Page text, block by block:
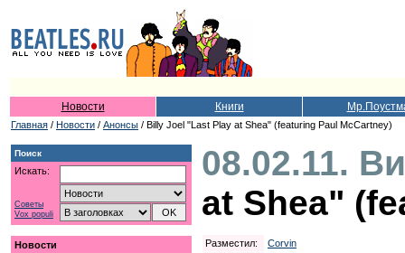
Новости Книги
Главная / Новости / Анонсы / Billy Joel "Last Play at Shea" (featuring Paul McCartney)
Поиск
Искать:
Советы
Vox populi
Новости
08.02.11.
at Shea"
Разместил:
Corvin